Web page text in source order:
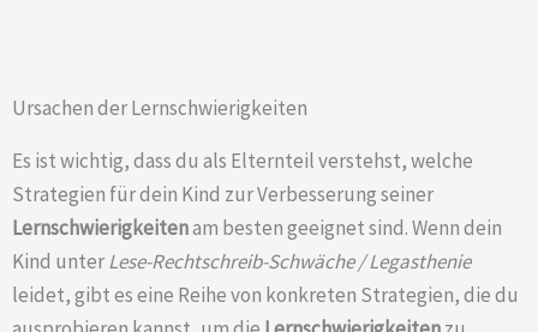
Ursachen der Lernschwierigkeiten
Es ist wichtig, dass du als Elternteil verstehst, welche
Strategien für dein Kind zur Verbesserung seiner
Lernschwierigkeitenam besten geeignet sind. Wenn dein
Kind unterLese-Rechtschreib-Schwäche / Legasthenie
leidet, gibt es eine Reihe von konkreten Strategien, die du